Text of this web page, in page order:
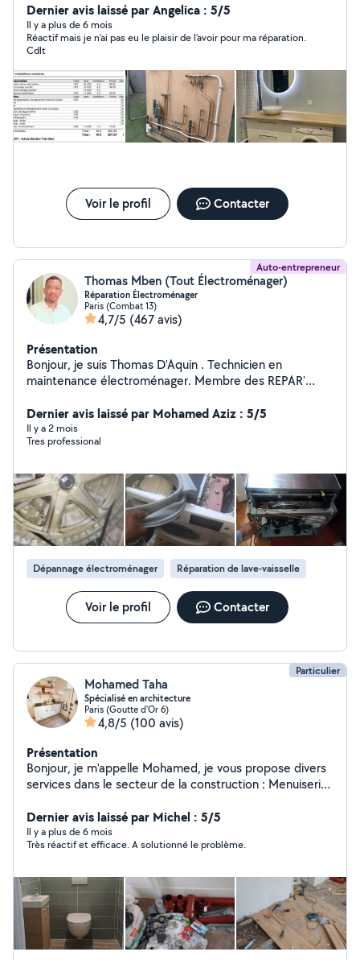
également ingénieur, passé par le consortium Airbus à
Toulouse en tant qu'ingénieur sur des projets de
développement durables, RSE (green cockpit A320,
énergie), j'ai poursuivi dans le financement de la
rénovation énergétique auprès des collectivités
territoriales. À venir : CAP installation thermique +
certification froid + gaz Emmanuel
Dernier avis laissé par Angelica : 5/5
Il y a plus de 6 mois
Réactif mais je n’ai pas eu le plaisir de l’avoir pour ma réparation.
Cdlt
Voir le profil Contacter
Auto-entrepreneur
Thomas Mben (Tout Électroménager)
Réparation Électroménager
Paris (Combat 13)
4,7/5 (467 avis)
Présentation
Bonjour, je suis Thomas D'Aquin . Technicien en
maintenance électroménager. Membre des REPAR'
linge, lave vaisselle , cuisinières et fours. Réussite 95%.
(Protégeons notre Planète)
Dernier avis laissé par Mohamed Aziz : 5/5
Il y a 2 mois
Tres professional
Dépannage électroménager Réparation de lave-vaisselle
Voir le profil Contacter
Particulier
Mohamed Taha
Spécialisé en architecture
Paris (Goutte d'Or 6)
4,8/5 (100 avis)
Présentation
Bonjour, je m'appelle Mohamed, je vous propose divers
services dans le secteur de la construction : Menuiserie,
Électricité, Génie CVC, Assemblage de Meubles,
Installation de Cuisine et Salle de Bain/Toilettes, Toiture
/ Réparation Multi-Services. . Tous les services pour
Dernier avis laissé par Michel : 5/5
Il y a plus de 6 mois
Très réactif et efficace. A solutionné le problème.